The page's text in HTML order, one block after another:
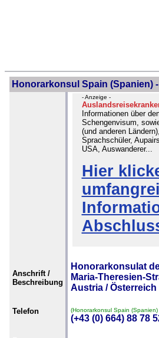
Honorarkonsul Spain (Spanien)
- Anzeige -
Informationen über
Schengenvisum,
(und anderen
Sprachschüler,
USA, Auswanderer...
Hier
Anschrift /
Beschreibung
Honorarkonsulat
Maria-Theresien-
Austria / Österreich
Telefon (Honorarkonsul Spain
(+43 (0) 664) 88 78